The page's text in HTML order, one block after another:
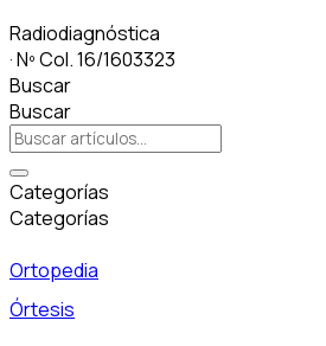
Radiodiagnóstica
· Nº Col. 16/1603323
Buscar
Buscar
Categorías
Categorías
Ortopedia
Órtesis